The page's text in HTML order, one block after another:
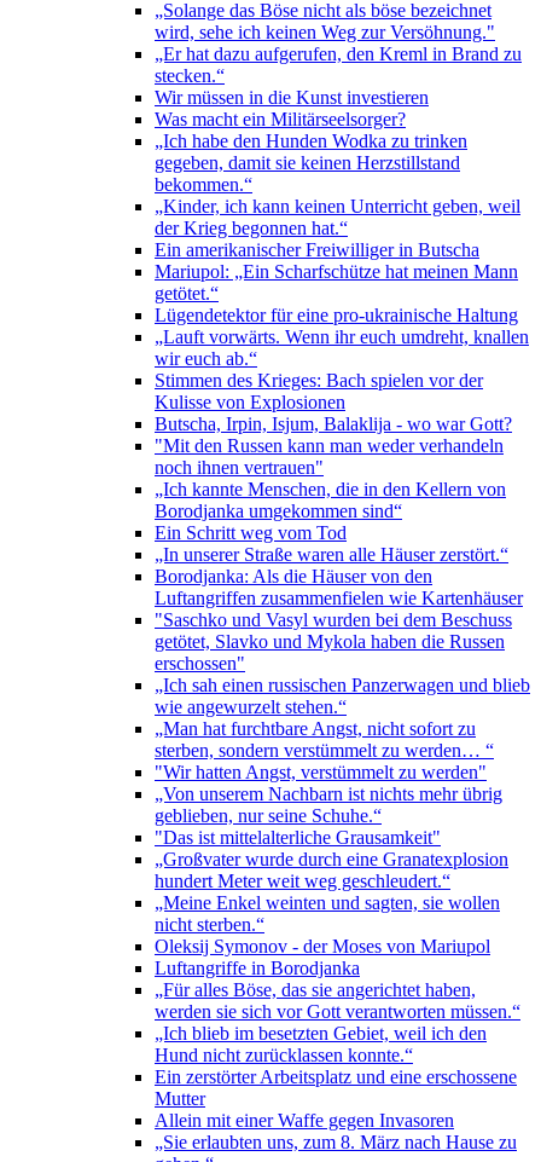
„Solange das Böse nicht als böse bezeichnet
wird, sehe ich keinen Weg zur Versöhnung."
„Er hat dazu aufgerufen, den Kreml in Brand zu
stecken.“
Wir müssen in die Kunst investieren
Was macht ein Militärseelsorger?
„Ich habe den Hunden Wodka zu trinken
gegeben, damit sie keinen Herzstillstand
bekommen.“
„Kinder, ich kann keinen Unterricht geben, weil
der Krieg begonnen hat.“
Ein amerikanischer Freiwilliger in Butscha
Mariupol: „Ein Scharfschütze hat meinen Mann
getötet.“
Lügendetektor für eine pro-ukrainische Haltung
„Lauft vorwärts. Wenn ihr euch umdreht, knallen
wir euch ab.“
Stimmen des Krieges: Bach spielen vor der
Kulisse von Explosionen
Butscha, Irpin, Isjum, Balaklija - wo war Gott?
"Mit den Russen kann man weder verhandeln
noch ihnen vertrauen"
„Ich kannte Menschen, die in den Kellern von
Borodjanka umgekommen sind“
Ein Schritt weg vom Tod
„In unserer Straße waren alle Häuser zerstört.“
Borodjanka: Als die Häuser von den
Luftangriffen zusammenfielen wie Kartenhäuser
"Saschko und Vasyl wurden bei dem Beschuss
getötet, Slavko und Mykola haben die Russen
erschossen"
„Ich sah einen russischen Panzerwagen und blieb
wie angewurzelt stehen.“
„Man hat furchtbare Angst, nicht sofort zu
sterben, sondern verstümmelt zu werden… “
"Wir hatten Angst, verstümmelt zu werden"
„Von unserem Nachbarn ist nichts mehr übrig
geblieben, nur seine Schuhe.“
"Das ist mittelalterliche Grausamkeit"
„Großvater wurde durch eine Granatexplosion
hundert Meter weit weg geschleudert.“
„Meine Enkel weinten und sagten, sie wollen
nicht sterben.“
Oleksij Symonov - der Moses von Mariupol
Luftangriffe in Borodjanka
„Für alles Böse, das sie angerichtet haben,
werden sie sich vor Gott verantworten müssen.“
„Ich blieb im besetzten Gebiet, weil ich den
Hund nicht zurücklassen konnte.“
Ein zerstörter Arbeitsplatz und eine erschossene
Mutter
Allein mit einer Waffe gegen Invasoren
„Sie erlaubten uns, zum 8. März nach Hause zu